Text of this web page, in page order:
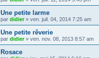
Une petite larme
par didier» ven. juil. 04, 2014 7:25 am
Une petite rêverie
par didier» ven. nov. 08, 2013 8:57 am
Rosace